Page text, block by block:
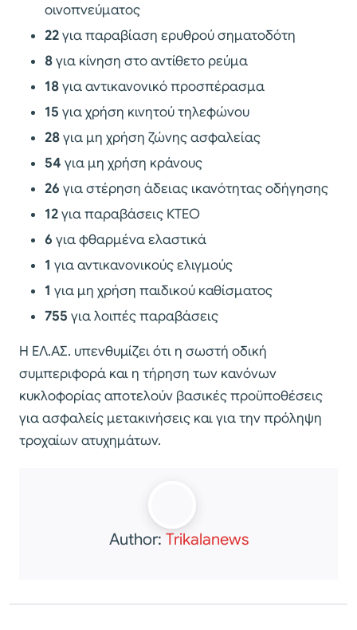
οινοπνεύματος
22για παραβίαση ερυθρού σηματοδότη
8για κίνηση στο αντίθετο ρεύμα
18για αντικανονικό προσπέρασμα
15 για χρήση κινητού τηλεφώνου
28για μη χρήση ζώνης ασφαλείας
54 για μη χρήση κράνους
26 για στέρηση άδειας ικανότητας οδήγησης
12για παραβάσεις ΚΤΕΟ
6 για φθαρμένα ελαστικά
1 για αντικανονικούς ελιγμούς
1 για μη χρήση παιδικού καθίσματος
755 για λοιπές παραβάσεις
Η ΕΛ.ΑΣ. υπενθυμίζει ότι η σωστή οδική
συμπεριφορά και η τήρηση των κανόνων
κυκλοφορίας αποτελούν βασικές προϋποθέσεις
για ασφαλείς μετακινήσεις και για την πρόληψη
τροχαίων ατυχημάτων.
Author: Trikalanews